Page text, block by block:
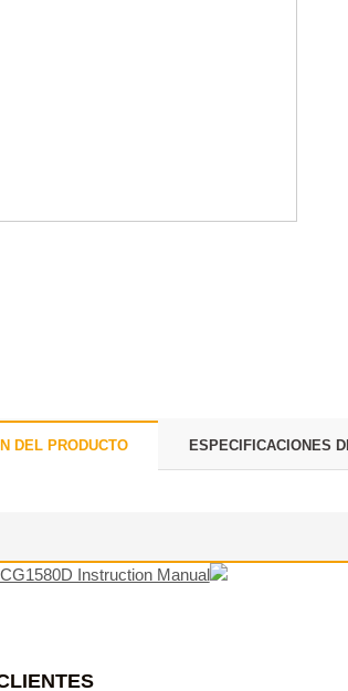
DEL PRODUCTO ESPECIFICACIONES
Instruction Manual